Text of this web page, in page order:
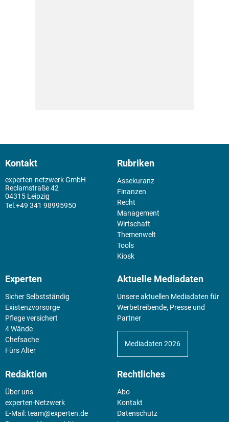
Kontakt
experten-netzwerk GmbH
Reclamstraße 42
04315 Leipzig
+49 341 98995950
Rubriken
Assekuranz
Finanzen
Recht
Management
Wirtschaft
Themenwelt
Tools
Kiosk
Experten
Sicher Selbstständig
Existenz­vorsorge
Pflege versichert
4 Wände
Chefsache
Fürs Alter
Aktuelle Mediadaten
Unsere aktuellen Mediadaten für
Werbetreibende, Presse und
Partner
Mediadaten 2026
Redaktion
Über uns
experten-Netzwerk
E-Mail:team@experten.de
Rechtliches
Abo
Kontakt
Datenschutz